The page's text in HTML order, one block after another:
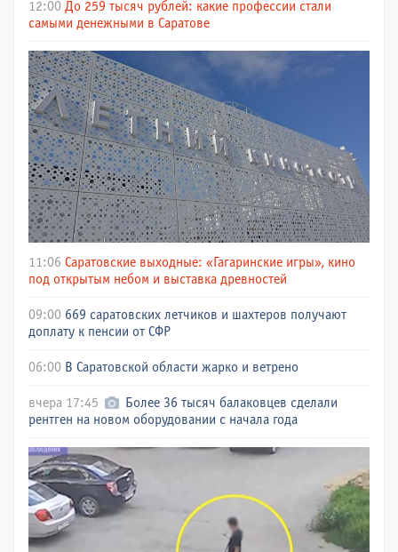
12:00 До 259 тысяч рублей: какие профессии стали
самыми денежными в Саратове
11:06 Саратовские выходные: «Гагаринские игры», кино
под открытым небом и выставка древностей
09:00 669 саратовских летчиков и шахтеров получают
доплату к пенсии от СФР
06:00 В Саратовской области жарко и ветрено
вчера 17:45
Более 36 тысяч балаковцев сделали
рентген на новом оборудовании с начала года